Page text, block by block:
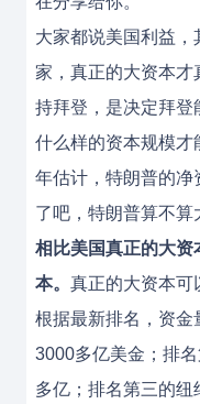
大家都说美国利益，
家，真正的大资本才
持拜登，是决定拜登
什么样的资本规模
年估计，特朗普的
了吧，特朗普算不算
相比美国真正的大资
本。 真正的大资本可
根据最新排名，资金
3000多亿美金；排
多亿；排名第三的